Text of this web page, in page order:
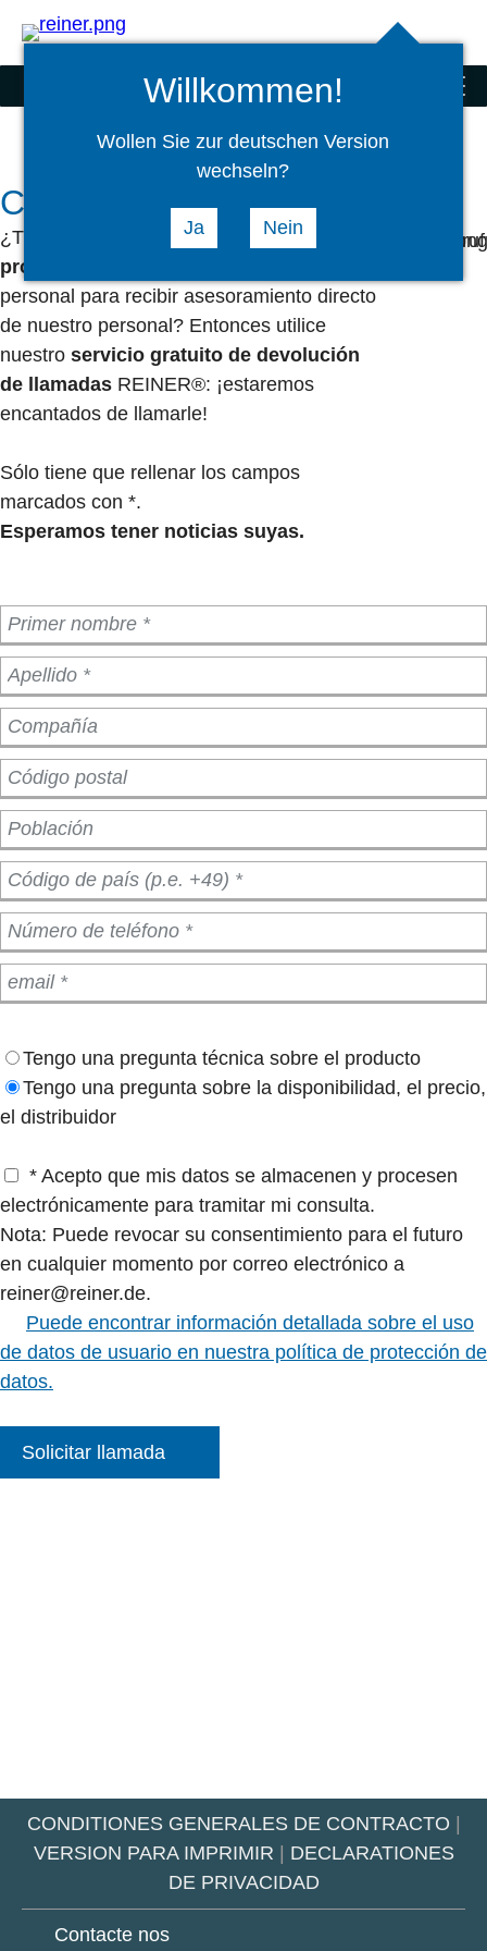
Buscarselect
language
menu
Con gusto le llamaremos
¿Tiene alguna pregunta sobrenuestros
productos/servicios
personal para recibir asesoramiento directo
de nuestro personal? Entonces utilice
nuestro servicio gratuito de devolución
de llamadas REINER®: ¡estaremos
encantados de llamarle!
Sólo tiene que rellenar los campos
marcados con *.
Esperamos tener noticias suyas.
Tengo una pregunta técnica sobre el producto
Tengo una pregunta sobre la disponibilidad, el precio,
el distribuidor
* Acepto que mis datos se almacenen y procesen
electrónicamente para tramitar mi consulta.
Nota: Puede revocar su consentimiento para el futuro
en cualquier momento por correo electrónico a
reiner@reiner.de.
Puede encontrar información detallada sobre el uso
de datos de usuario en nuestra política de protección de
datos.
Solicitar llamada
CONDITIONES GENERALES DE CONTRACTO |
VERSION PARA IMPRIMIR | DECLARATIONES
DE PRIVACIDAD
Contacte nos
Willkommen!
Wollen Sie zur deutschen Version
wechseln?
Ja Nein